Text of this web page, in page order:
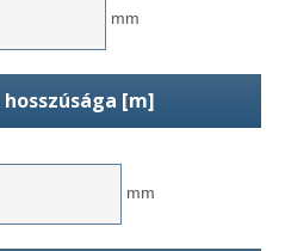
mm
[m]
mm